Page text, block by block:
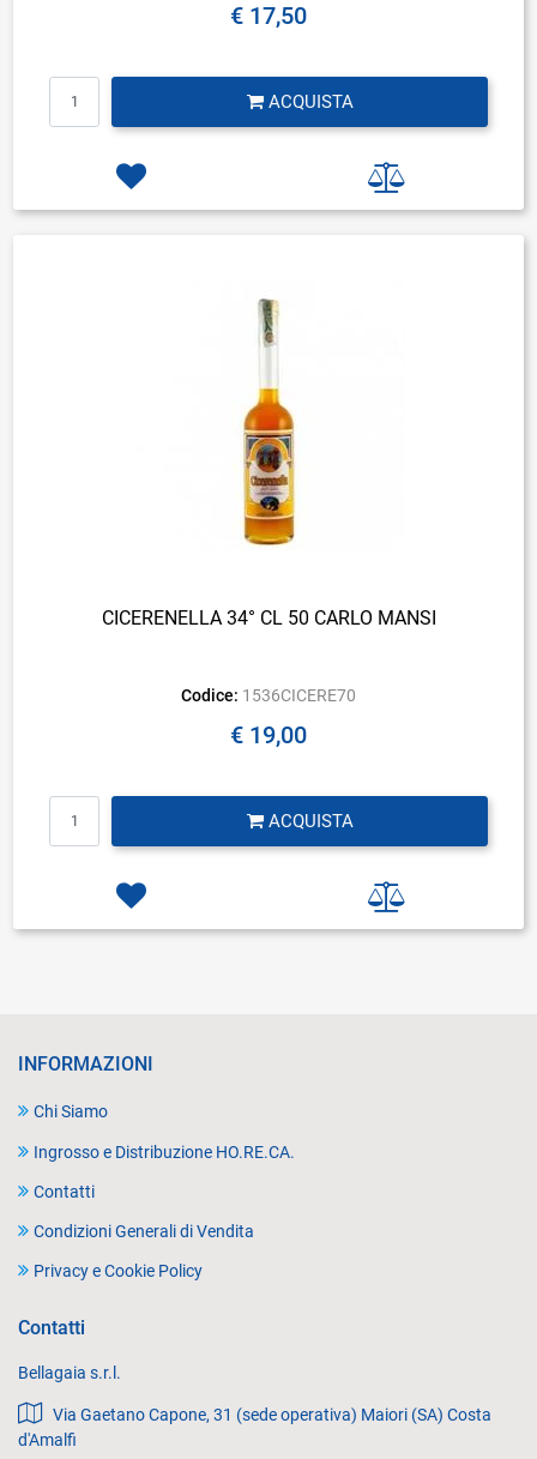
€ 17,50
ACQUISTA
CICERENELLA 34° CL 50 CARLO MANSI
Codice: 1536CICERE70
€ 19,00
ACQUISTA
INFORMAZIONI
Chi Siamo
Ingrosso e Distribuzione HO.RE.CA.
Contatti
Condizioni Generali di Vendita
Privacy e Cookie Policy
Contatti
Bellagaia s.r.l.
Via Gaetano Capone, 31 (sede operativa) Maiori (SA) Costa
d'Amalfi